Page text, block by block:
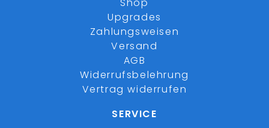
Upgrades
Zahlungsweisen
Versand
AGB
Widerrufsbelehrung
Vertrag widerrufen
SERVICE